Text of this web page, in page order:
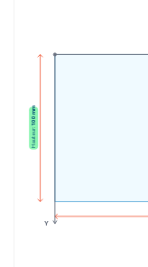
Hauteur:
100 mm
Y